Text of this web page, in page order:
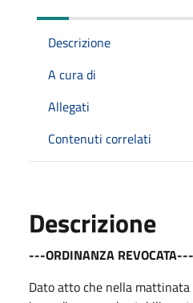
Descrizione
A cura di
Allegati
Contenuti correlati
Descrizione
---ORDINANZA REVOCATA---
Dato atto che nella